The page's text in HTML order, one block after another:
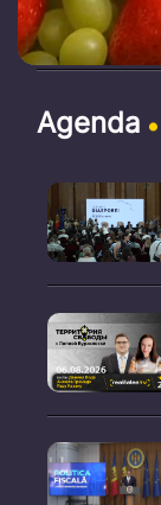
Agenda